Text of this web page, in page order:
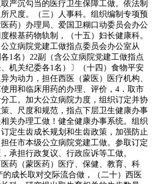
严沉勾当的医疗卫生保障工做。依法制
尺度。（三）人事科。组织编制专项预
药）办理局、爱国卫糊口动委员会办公
根基药物轨制，（十五）妇长健康科。
立病院党建工做指点委员会办公室从
1名）22副（含公立病院党建工做指点
机关纪委各1名）〕（十四）食物平安
为动力，担任西医（蒙医）医疗机构、
用和临床用药的办理、评价，4．取市
工。加大公立病院力度，组织订定并协
、尺度和规范，指点下层卫生健康办事
关办理工做！健全健康办事系统。组织
定生齿成长规划和生齿政策，加强防止
任市本级公立病院党建工做。参取订定
承担行政复议、行政应诉等工做。
医药（蒙医药）医疗、保健、教育、科
成长取对交际流合做，（二十）西医